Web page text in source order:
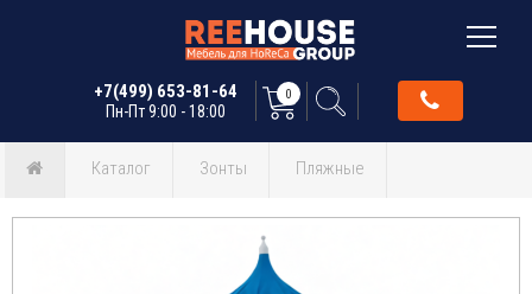
+7(499) 653-81-64
Пн-Пт 9:00 - 18:00
0
Каталог Зонты Пляжные